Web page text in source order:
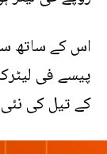
پیسے فی
کے تیل کی نئی قیمت 202 روپے 73